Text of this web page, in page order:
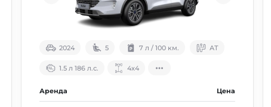
2024 5 7 л / 100 км. АТ
1.5 л 186 л.с. 4х4
Аренда Цена